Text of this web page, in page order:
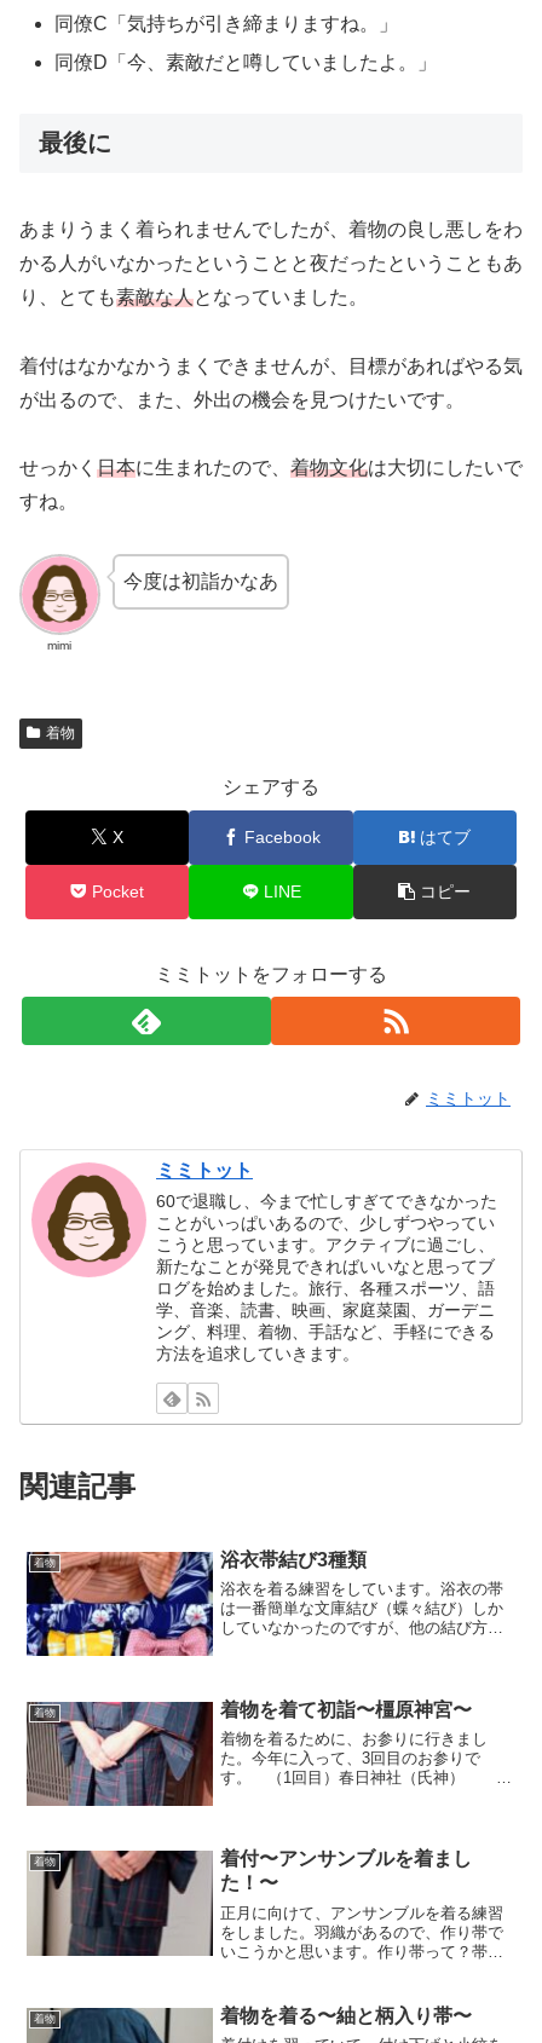
同僚C「気持ちが引き締まりますね。」
同僚D「今、素敵だと噂していましたよ。」
最後に
あまりうまく着られませんでしたが、着物の良し悪しをわ
かる人がいなかったということと夜だったということもあ
り、とても素敵な人となっていました。
着付はなかなかうまくできませんが、目標があればやる気
が出るので、また、外出の機会を見つけたいです。
せっかく 日本に生まれたので、 着物文化は大切にしたいで
すね。
mimi
今度は初詣かなあ
着物
シェアする
X Facebook はてブ
Pocket LINE コピー
ミミトットをフォローする
ミミトット
ミミトット
60で退職し、今まで忙しすぎてできなかった
ことがいっぱいあるので、少しずつやってい
こうと思っています。アクティブに過ごし、
新たなことが発見できればいいなと思ってブ
ログを始めました。旅行、各種スポーツ、語
学、音楽、読書、映画、家庭菜園、ガーデニ
ング、料理、着物、手話など、手軽にできる
方法を追求していきます。
関連記事
着物 浴衣帯結び3種類
浴衣を着る練習をしています。浴衣の帯
は一番簡単な文庫結び（蝶々結び）しか
していなかったのですが、他の結び方も
ったら、手先で真ん中を縛...
着物 着物を着て初詣〜橿原神宮〜
着物を着るために、お参りに行きまし
た。今年に入って、3回目のお参りで
す。 （1回目）春日神社（氏神）
詣で着物を着るために２回練...
着物
着付〜アンサンブルを着まし
た！〜
正月に向けて、アンサンブルを着る練習
をしました。羽織があるので、作り帯で
いこうかと思います。作り帯って？帯を
しました。太鼓は、右上が少し上がって
いるのが特徴です。着まし...
着物 着物を着る〜紬と柄入り帯〜